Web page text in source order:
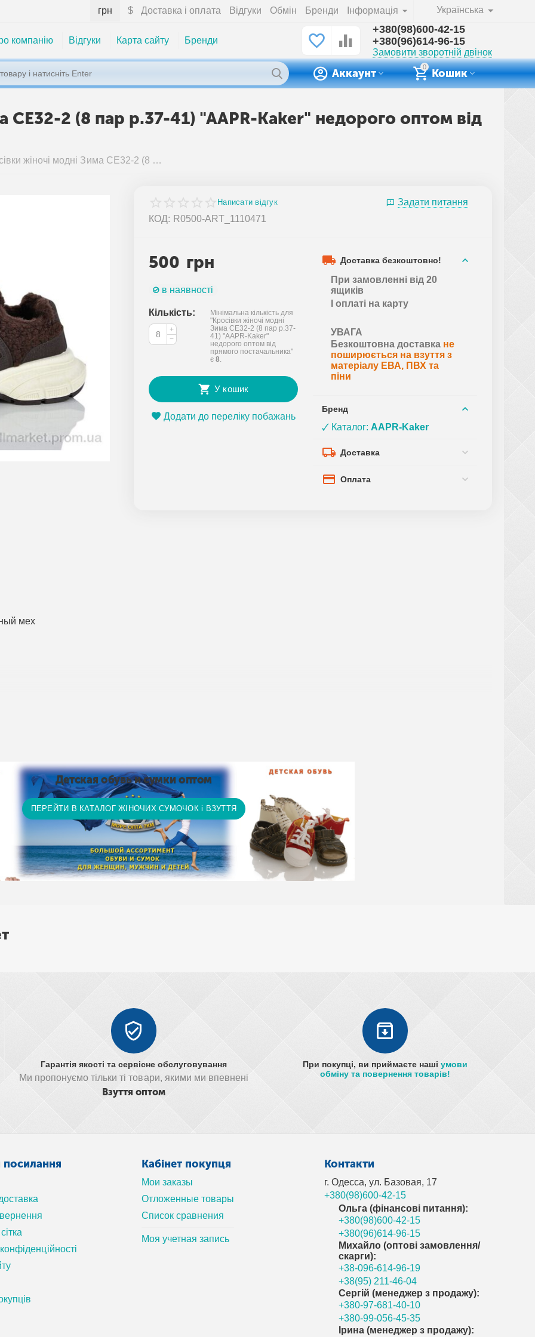
Українська
Доставка і оплата Відгуки Обмін Бренди Інформація
грн $
компанію Відгуки Карта сайту Бренди
+380(98)600-42-15
+380(96)614-96-15
Замовити зворотній двінок
0
Кошик
Аккаунт
CE32-2 (8 пар р.37-41) "AAPR-Kaker" недорого оптом від
Кросівки жіночі модні Зима CE32-2 (8 пар р.37-41) "AAPR-Kaker" недорого оптом від прямого постачальника
Написати відгук
Задати питання
КОД: R0500-ART_1110471
500 грн
в наявності
Кількість:
+
−
Мінімальна кількість для
"Кросівки жіночі модні
Зима CE32-2 (8 пар р.37-
41) "AAPR-Kaker"
недорого оптом від
прямого постачальника"
є8.
У кошик
Додати до переліку побажань
Доставка безкоштовно!
При замовленні від 20
ящиків
І оплаті на карту
УВАГА
Безкоштовна доставка не
поширюється на взуття з
матеріалу ЕВА, ПВХ та
піни
Бренд
🗸 Каталог:AAPR-Kaker
Доставка
Оплата
мех
15 тис. грн. і оплаті на карту доставка безкоштовно! При замовленні взуття від 20 ящиків (крім
карту доставка безкоштовно! Доставка НЕ ​​ОПЛАЧУЄТЬСЯ за великогабаритний товар (валізи,
рушники тощо)
Детская обувь и сумки оптом
ПЕРЕЙТИ В КАТАЛОГ ЖІНОЧИХ СУМОЧОК і ВЗУТТЯ
Гарантія якості та сервісне обслуговування
Ми пропонуємо тільки ті товари, якими ми впевнені
Взуття оптом
При покупці, ви приймаєте нашіумови
обміну та повернення товарів!
посилання Кабінет покупця
Мои заказы
Отложенные товары
Список сравнения
Моя учетная запись
Контакти
г. Одесса, ул. Базовая, 17
+380(98)600-42-15
Ольга (фінансові питання):
+380(98)600-42-15
+380(96)614-96-15
Михайло (оптові замовлення/
скарги):
+38-096-614-96-19
+38(95) 211-46-04
Сергій (менеджер з продажу):
+380-97-681-40-10
+380-99-056-45-35
Ірина (менеджер з продажу):